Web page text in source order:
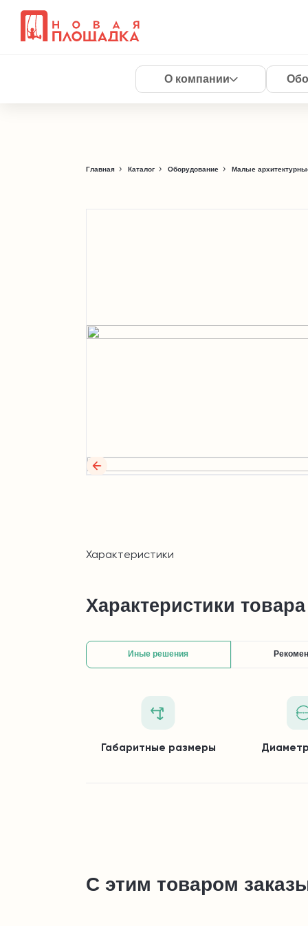
О компании
Главная Каталог Оборудование Малые
Характеристики
Характеристики товара
Иные решения
Габаритные размеры
С этим товаром